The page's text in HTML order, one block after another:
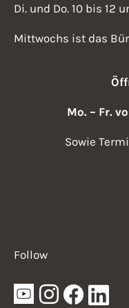
Di. und Do. 10 bis 12
Mittwochs ist das
Mo. – Fr.
Sowie
Follow